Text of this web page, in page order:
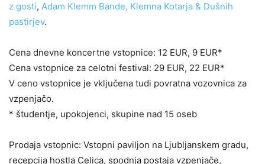
z gosti, Adam Klemm Bande, Klemna Kotarja & Dušnih
pastirjev.
Cena dnevne koncertne vstopnice: 12 EUR, 9 EUR*
Cena vstopnice za celotni festival: 29 EUR, 22 EUR*
V ceno vstopnice je vključena tudi povratna vozovnica za
vzpenjačo.
* študentje, upokojenci, skupine nad 15 oseb
Prodaja vstopnic: Vstopni paviljon na Ljubljanskem gradu,
recepcija hostla Celica, spodnja postaja vzpenjače,